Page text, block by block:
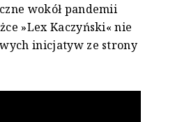
wokół pandemii
»Lex Kaczyński« nie
inicjatyw ze strony